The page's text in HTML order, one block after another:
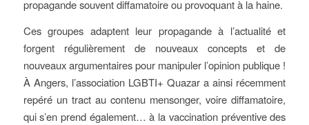
propagande souvent diffamatoire ou provoquant à la haine.
Ces groupes adaptent leur propagande à l’actualité et
forgent régulièrement de nouveaux concepts et de
nouveaux argumentaires pour manipuler l’opinion publique !
À Angers, l’association LGBTI+ Quazar a ainsi récemment
repéré un tract au contenu mensonger, voire diffamatoire,
qui s’en prend également… à la vaccination préventive des